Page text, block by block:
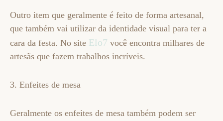
Outro item que geralmente é feito de forma artesanal,
que também vai utilizar da identidade visual para ter a
cara da festa. No site Elo7 você encontra milhares de
artesãs que fazem trabalhos incríveis.
3. Enfeites de mesa
Geralmente os enfeites de mesa também podem ser